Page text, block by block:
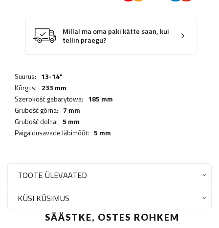
Millal ma oma paki kätte saan, kui
tellin praegu?
Suurus: 13-14"
Kõrgus: 233 mm
Szerokość gabarytowa: 185 mm
Grubość górna: 7 mm
Grubość dolna: 5 mm
Paigaldusavade läbimõõt: 5 mm
TOOTE ÜLEVAATED
KÜSI KÜSIMUS
SÄÄSTKE, OSTES ROHKEM